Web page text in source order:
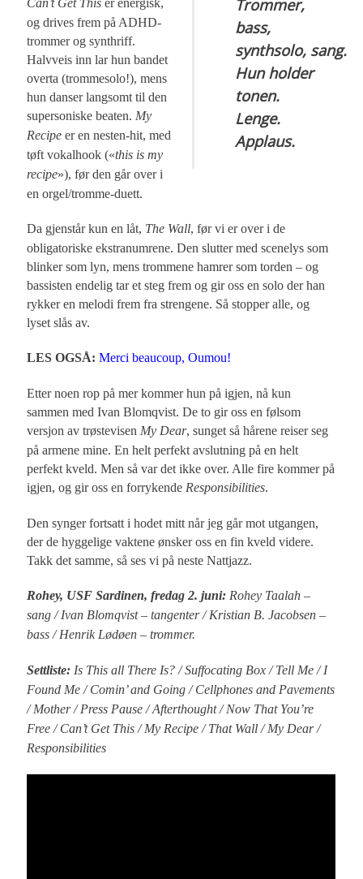
Trommer,
bass,
synthsolo, sang.
Hun holder
tonen.
Lenge.
Applaus.
og drives frem på ADHD-
trommer og synthriff.
Halvveis inn lar hun bandet
overta (trommesolo!), mens
hun danser langsomt til den
supersoniske beaten. My
Recipe er en nesten-hit, med
tøft vokalhook («this is my
recipe»), før den går over i
en orgel/tromme-duett.
Da gjenstår kun en låt, The Wall, før vi er over i de
obligatoriske ekstranumrene. Den slutter med scenelys som
blinker som lyn, mens trommene hamrer som torden – og
bassisten endelig tar et steg frem og gir oss en solo der han
rykker en melodi frem fra strengene. Så stopper alle, og
lyset slås av.
LES OGSÅ: Merci beaucoup, Oumou!
Etter noen rop på mer kommer hun på igjen, nå kun
sammen med Ivan Blomqvist. De to gir oss en følsom
versjon av trøstevisen My Dear, sunget så hårene reiser seg
på armene mine. En helt perfekt avslutning på en helt
perfekt kveld. Men så var det ikke over. Alle fire kommer på
igjen, og gir oss en forrykende Responsibilities.
Den synger fortsatt i hodet mitt når jeg går mot utgangen,
der de hyggelige vaktene ønsker oss en fin kveld videre.
Takk det samme, så ses vi på neste Nattjazz.
Rohey, USF Sardinen, fredag 2. juni: Rohey Taalah –
sang / Ivan Blomqvist – tangenter / Kristian B. Jacobsen –
bass / Henrik Lødøen – trommer.
Settliste:Is This all There Is? / Suffocating Box / Tell Me / I
Found Me / Comin’ and Going / Cellphones and Pavements
/ Mother / Press Pause / Afterthought / Now That You’re
Free / Can’t Get This / My Recipe / That Wall / My Dear /
Responsibilities